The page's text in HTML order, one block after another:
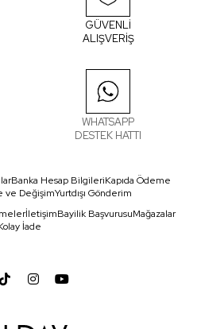
GÜVENLİ
ALIŞVERİŞ
WHATSAPP
DESTEK HATTI
Banka Hesap BilgileriKapıda Ödeme
ve DeğişimYurtdışı Gönderim
İletişimBayilik BaşvurusuMağazalar
İade